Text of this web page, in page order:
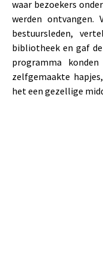
waar bezoekers
werden ontvangen.
bestuursleden,
bibliotheek en gaf
programma
zelfgemaakte
het een gezellige